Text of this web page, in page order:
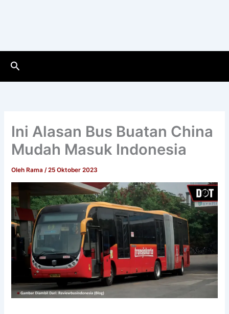
Cari
Ini Alasan Bus Buatan China
Mudah Masuk Indonesia
Oleh Rama/25 Oktober 2023